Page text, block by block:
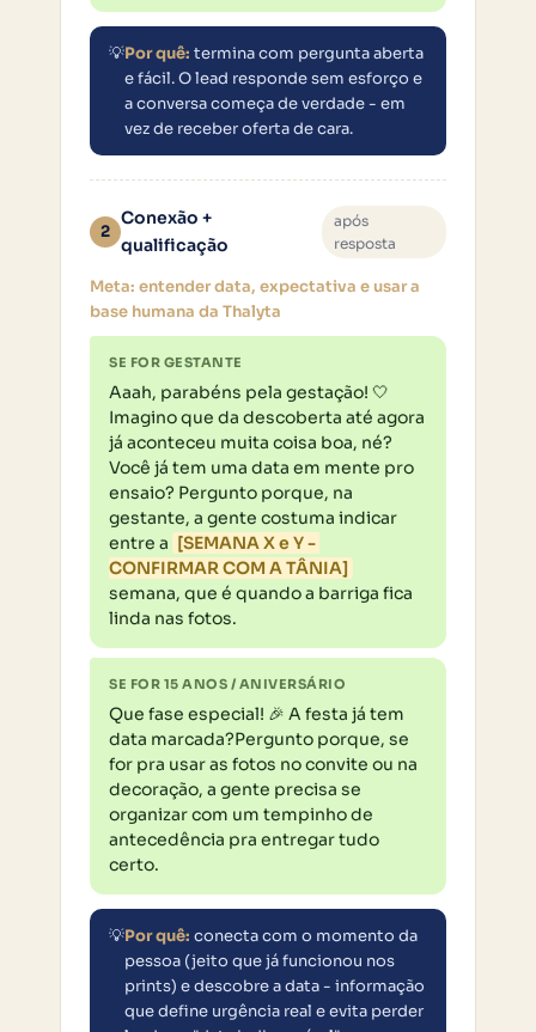
💡Por quê: termina com pergunta aberta
e fácil. O lead responde sem esforço e
a conversa começa de verdade - em
vez de receber oferta de cara.
2
Conexão +
qualificação
após
resposta
Meta: entender data, expectativa e usar a
base humana da Thalyta
SE FOR GESTANTE
Aaah, parabéns pela gestação! 🤍
Imagino que da descoberta até agora
já aconteceu muita coisa boa, né?
Você já tem uma data em mente pro
ensaio? Pergunto porque, na
gestante, a gente costuma indicar
entre a [SEMANA X e Y -
CONFIRMAR COM A TÂNIA]
semana, que é quando a barriga fica
linda nas fotos.
SE FOR 15 ANOS / ANIVERSÁRIO
Que fase especial! 🎉 A festa já tem
data marcada?Pergunto porque, se
for pra usar as fotos no convite ou na
decoração, a gente precisa se
organizar com um tempinho de
antecedência pra entregar tudo
certo.
💡Por quê: conecta com o momento da
pessoa (jeito que já funcionou nos
prints) e descobre a data - informação
que define urgência real e evita perder